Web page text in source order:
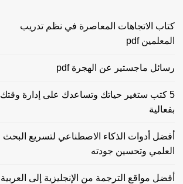
كتاب الاتجاهات المعاصرة في نظم تدريب
المعلمين pdf
رسائل ماجستير عن الهجرة pdf
5 كتب ستغير حياتك وتساعدك على إدارة وقتك
بفعالية
أفضل أدوات الذكاء الاصطناعي لتسريع البحث
العلمي وتحسين جودته
أفضل مواقع الترجمة من الإنجليزية إلى العربية